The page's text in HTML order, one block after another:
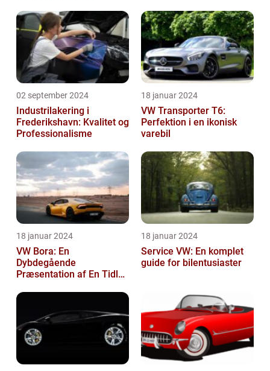
02 september 2024
Industrilakering i
Frederikshavn: Kvalitet og
Professionalisme
18 januar 2024
VW Transporter T6:
Perfektion i en ikonisk
varebil
18 januar 2024
VW Bora: En
Dybdegående
Præsentation af En Tidløs
18 januar 2024
Service VW: En komplet
guide for bilentusiaster